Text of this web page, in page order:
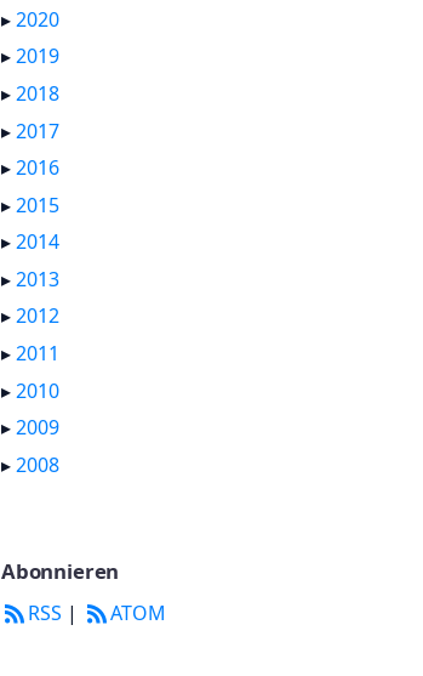
▸2020
▸2019
▸2018
▸2017
▸2016
▸2015
▸2014
▸2013
▸2012
▸2011
▸2010
▸2009
▸2008
Abonnieren
RSS | ATOM